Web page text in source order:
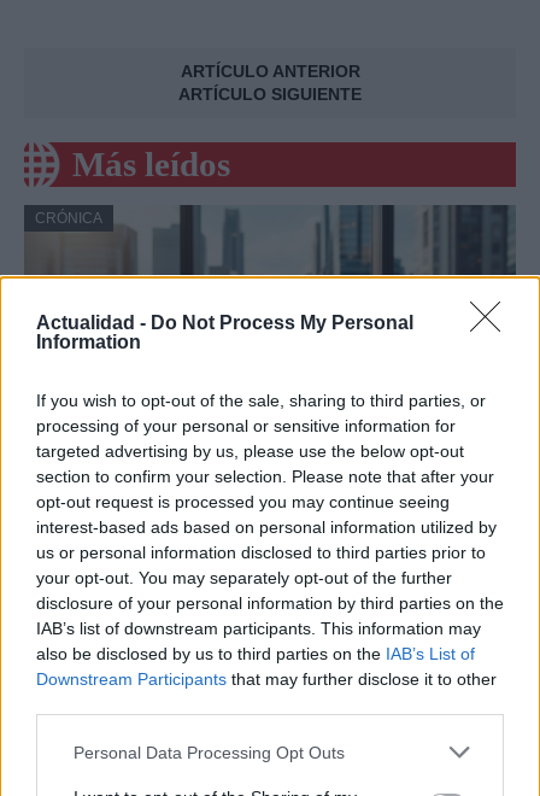
Actualidad - Do Not Process My Personal
Information
If you wish to opt-out of the sale, sharing to third parties, or
processing of your personal or sensitive information for
targeted advertising by us, please use the below opt-out
section to confirm your selection. Please note that after your
opt-out request is processed you may continue seeing
interest-based ads based on personal information utilized by
us or personal information disclosed to third parties prior to
your opt-out. You may separately opt-out of the further
disclosure of your personal information by third parties on the
IAB’s list of downstream participants. This information may
also be disclosed by us to third parties on the IAB’s List of
Downstream Participants that may further disclose it to other
Please note that this website/app uses one or more Google
Personal Data Processing Opt Outs
ARTÍCULO ANTERIOR
ARTÍCULO SIGUIENTE
Más leídos
CRÓNICA
Amparo Moraleda asume la
vicepresidencia de CaixaBank
La trayectoria de Moraleda promete un nuevo rumbo…
CRÓNICA